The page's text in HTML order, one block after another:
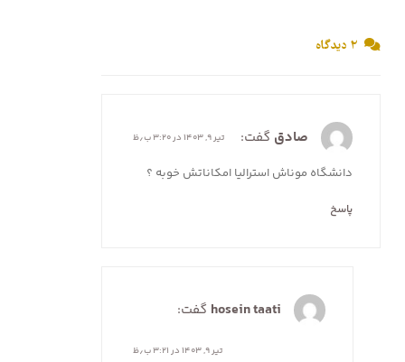
۲ دیدگاه
صادق گفت: تیر ۹, ۱۴۰۳ در ۳:۲۰ ب٫ظ
دانشگاه موناش استرالیا امکاناتش خوبه ؟
پاسخ
hosein taati گفت:
تیر ۹, ۱۴۰۳ در ۳:۲۱ ب٫ظ